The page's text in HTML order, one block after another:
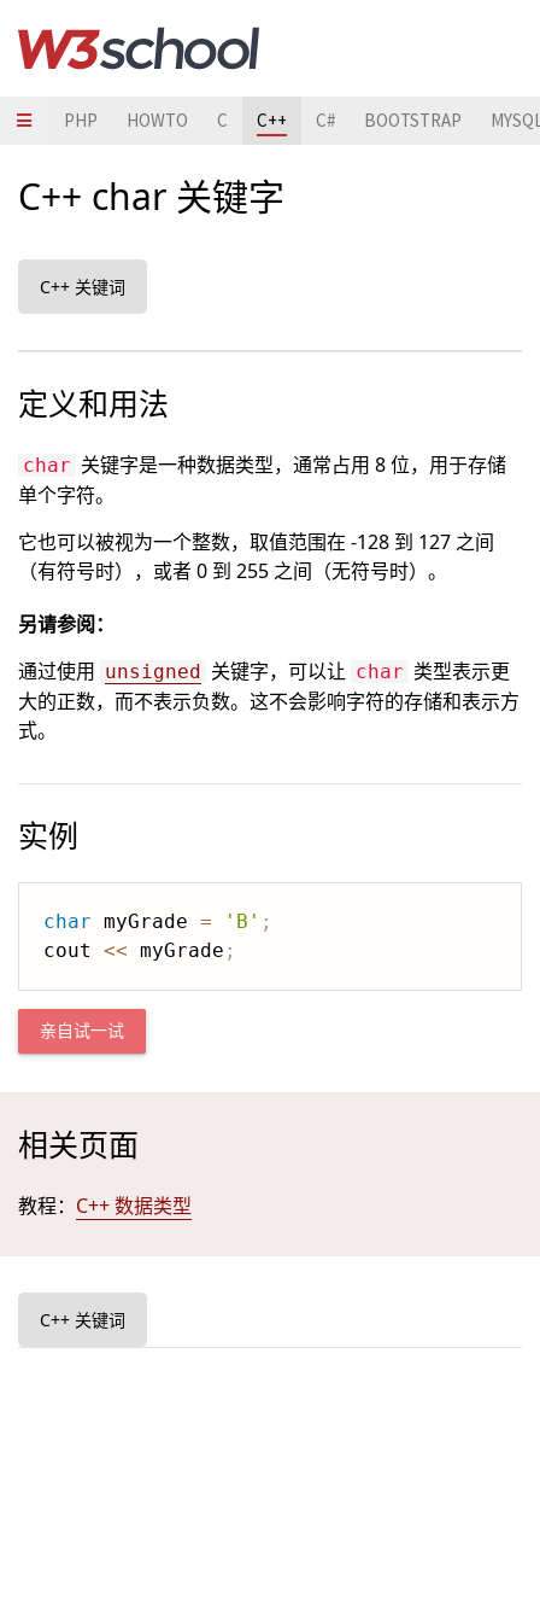
PHP HOWTO C C++ C# BOOTSTRAP
C++ char 关键字
C++ 关键词
定义和用法
char 关键字是一种数据类型，通常占用 8 位，用于存储
单个字符。
它也可以被视为一个整数，取值范围在 -128 到 127 之间
（有符号时），或者 0 到 255 之间（无符号时）。
另请参阅：
通过使用 unsigned 关键字，可以让 char 类型表示更
大的正数，而不表示负数。这不会影响字符的存储和表示方
式。
实例
char myGrade = 'B' ;
cout << myGrade ;
亲自试一试
相关页面
教程： C++ 数据类型
C++ 关键词